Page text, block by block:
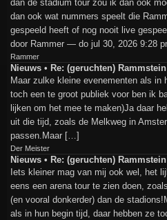
dan de stadium tour zou ik dan ook
dan ook wat nummers speelt die
gespeeld heeft of nog nooit live
door Rammer — do jul 30, 2026 9:28
Rammer
Nieuws • Re: (geruchten)
Maar zulke kleine evenementen als in
toch een te groot publiek voor ben ik
lijken om het mee te maken)Ja daar
uit die tijd, zoals de Melkweg in
passen.Maar […]
Der Meister
Nieuws • Re: (geruchten)
Iets kleiner mag van mij ook wel, het
eens een arena tour te zien doen,
(en vooral donkerder) dan de
als in hun begin tijd, daar hebben ze